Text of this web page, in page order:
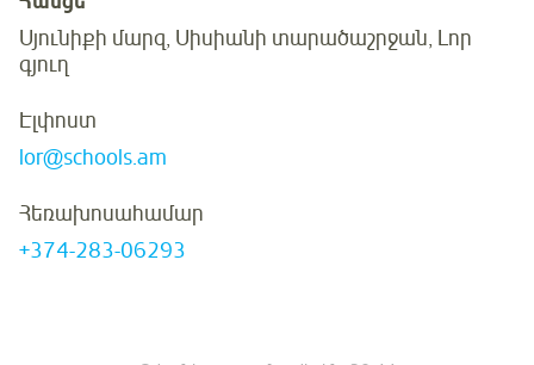
Սյունիքի մարզ, Սիսիանի տարածաշրջան, Լոր
գյուղ
Էլփոստ
lor@schools.am
Հեռախոսահամար
+374-283-06293